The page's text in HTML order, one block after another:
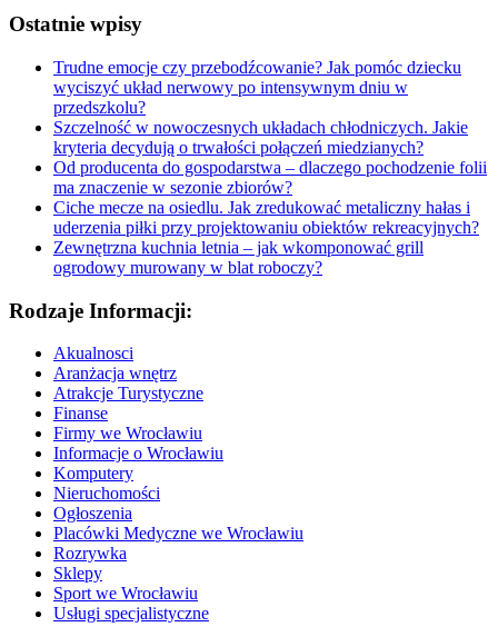
Ostatnie wpisy
Trudne emocje czy przebodźcowanie? Jak pomóc dziecku
wyciszyć układ nerwowy po intensywnym dniu w
przedszkolu?
Szczelność w nowoczesnych układach chłodniczych. Jakie
kryteria decydują o trwałości połączeń miedzianych?
Od producenta do gospodarstwa – dlaczego pochodzenie folii
ma znaczenie w sezonie zbiorów?
Ciche mecze na osiedlu. Jak zredukować metaliczny hałas i
uderzenia piłki przy projektowaniu obiektów rekreacyjnych?
Zewnętrzna kuchnia letnia – jak wkomponować grill
ogrodowy murowany w blat roboczy?
Rodzaje Informacji:
Akualnosci
Aranżacja wnętrz
Atrakcje Turystyczne
Finanse
Firmy we Wrocławiu
Informacje o Wrocławiu
Komputery
Nieruchomości
Ogłoszenia
Placówki Medyczne we Wrocławiu
Rozrywka
Sklepy
Sport we Wrocławiu
Usługi specjalistyczne